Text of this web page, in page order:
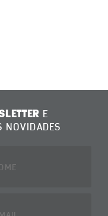
E
NOVIDADES